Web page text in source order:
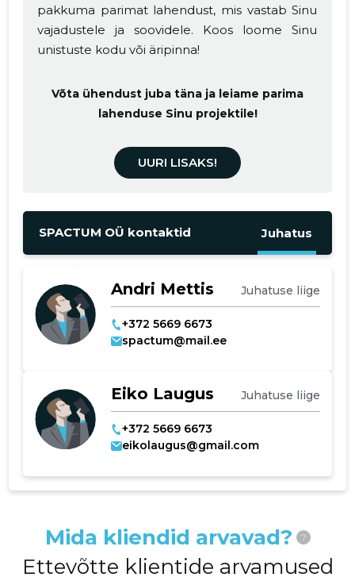
pakkuma parimat lahendust, mis vastab Sinu
vajadustele ja soovidele. Koos loome Sinu
unistuste kodu või äripinna!
Võta ühendust juba täna ja leiame parima
lahenduse Sinu projektile!
UURI LISAKS!
SPACTUM OÜ kontaktid Juhatus
Andri Mettis Juhatuse liige
+372 5669 6673
spactum@mail.ee
Eiko Laugus Juhatuse liige
+372 5669 6673
eikolaugus@gmail.com
Mida kliendid arvavad? ?
Ettevõtte klientide arvamused